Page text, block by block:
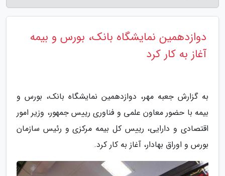
دوازدهمین نمایشگاه بانک، بورس و بیمه
آغاز به کار کرد
به گزارش جعبه مهر، دوازدهمین نمایشگاه بانک، بورس و
بیمه با حضور معاون علمی و فناوری رییس جمهور، وزیر امور
اقتصادی و دارایی، رییس کل بیمه مرکزی و رئیس سازمان
بورس و اوراق بهادار، آغاز به کار کرد.